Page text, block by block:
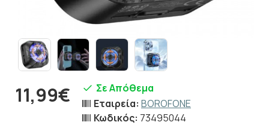
11,99€
Σε Απόθεμα
Εταιρεία: BOROFONE
Κωδικός: 73495044